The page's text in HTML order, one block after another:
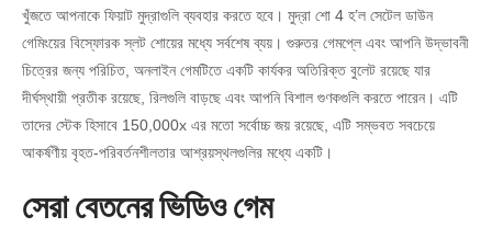
খুঁজতে আপনাকে ফিয়াট মুদ্রাগুলি ব্যবহার করতে হবে। মুদ্রা শো 4 হ’ল সেটেল ডাউন
গেমিংয়ের বিস্ফোরক স্লট শোয়ের মধ্যে সর্বশেষ ব্যয়। গুরুতর গেমপ্লে এবং আপনি উদ্ভাবনী
চিত্রের জন্য পরিচিত, অনলাইন গেমটিতে একটি কার্যকর অতিরিক্ত বুলেট রয়েছে যার
দীর্ঘস্থায়ী প্রতীক রয়েছে, রিলগুলি বাড়ছে এবং আপনি বিশাল গুণকগুলি করতে পারেন। এটি
তাদের স্টেক হিসাবে 150,000x এর মতো সর্বোচ্চ জয় রয়েছে, এটি সম্ভবত সবচেয়ে
আকর্ষণীয় বৃহত-পরিবর্তনশীলতার আশ্রয়স্থলগুলির মধ্যে একটি।
সেরা বেতনের ভিডিও গেম